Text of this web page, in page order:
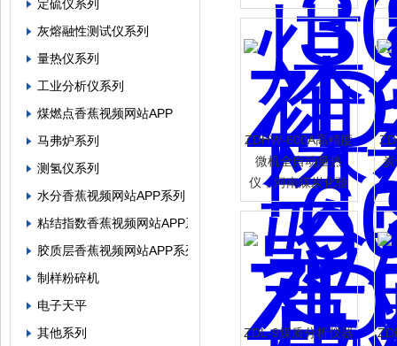
定硫仪系列
灰熔融性测试仪系列
量热仪系列
工业分析仪系列
煤燃点香蕉视频网站APP
马弗炉系列
测氢仪系列
水分香蕉视频网站APP系列
粘结指数香蕉视频网站APP系列
胶质层香蕉视频网站APP系列
制样粉碎机
电子天平
其他系列
ZDHW-600A高精度
微机全自动量热
仪，河南煤炭化验
设备
ZDL-9煤质分析仪器